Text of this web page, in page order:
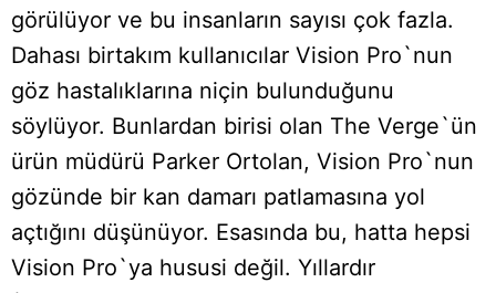
görülüyor ve bu insanların sayısı çok fazla.
Dahası birtakım kullanıcılar Vision Pro`nun
göz hastalıklarına niçin bulunduğunu
söylüyor. Bunlardan birisi olan The Verge`ün
ürün müdürü Parker Ortolan, Vision Pro`nun
gözünde bir kan damarı patlamasına yol
açtığını düşünüyor. Esasında bu, hatta hepsi
Vision Pro`ya hususi değil. Yıllardır